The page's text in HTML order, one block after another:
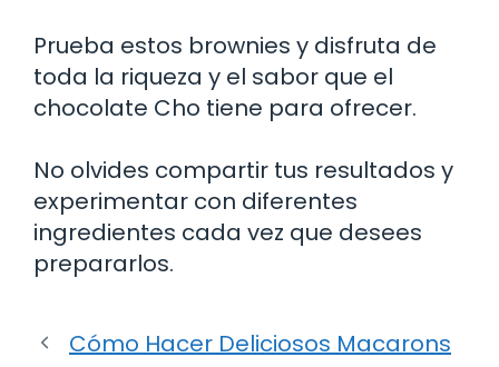
Prueba estos brownies y disfruta de
toda la riqueza y el sabor que el
chocolate Cho tiene para ofrecer.
No olvides compartir tus resultados y
experimentar con diferentes
ingredientes cada vez que desees
prepararlos.
Cómo Hacer Deliciosos Macarons